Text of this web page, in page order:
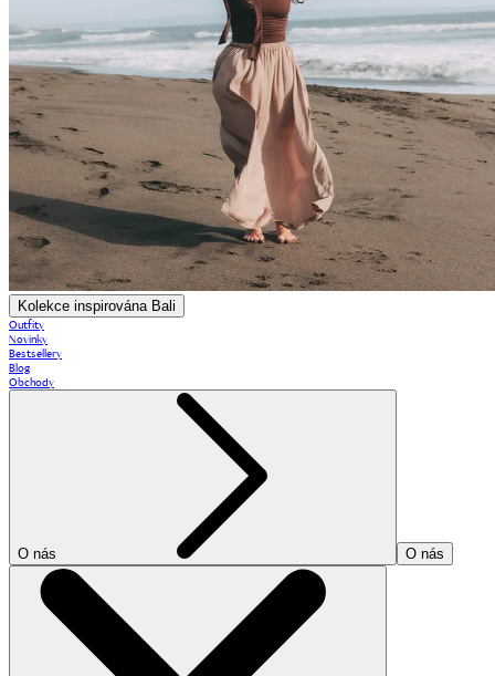
Kolekce inspirována Bali
Outfity
Novinky
Bestsellery
Blog
Obchody
O nás O nás